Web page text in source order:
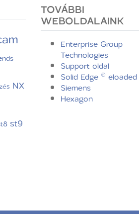
NX
st9
TOVÁBBI
WEBOLDALAINK
Enterprise Group
Technologies
Support oldal
Solid Edge ® eloaded
Siemens
Hexagon